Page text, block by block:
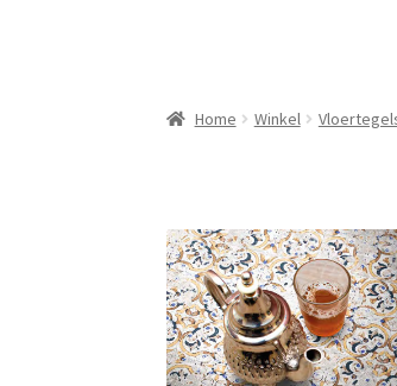
Home Winkel